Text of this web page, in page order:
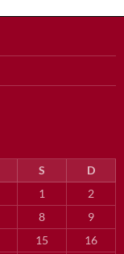
S
D
1
2
8
9
15 16